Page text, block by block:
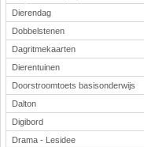
Dierendag
Dobbelstenen
Dagritmekaarten
Dierentuinen
Doorstroomtoets basisonderwijs
Dalton
Digibord
Drama - Lesidee